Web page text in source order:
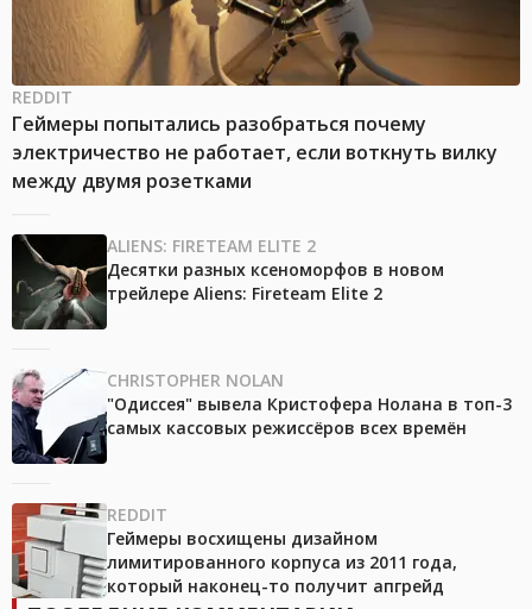
REDDIT
Геймеры попытались разобраться почему
электричество не работает, если воткнуть вилку
между двумя розетками
ALIENS: FIRETEAM ELITE 2
Десятки разных ксеноморфов в новом
трейлере Aliens: Fireteam Elite 2
CHRISTOPHER NOLAN
"Одиссея" вывела Кристофера Нолана в топ-3
самых кассовых режиссёров всех времён
REDDIT
Геймеры восхищены дизайном
лимитированного корпуса из 2011 года,
который наконец-то получит апгрейд